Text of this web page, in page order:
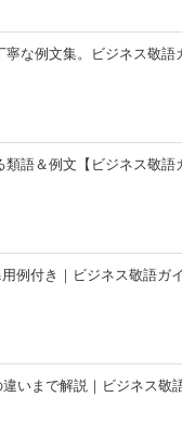
な例文集。ビジネス敬語
語＆例文【ビジネス敬語
例付き｜ビジネス敬語ガ
いまで解説｜ビジネス敬